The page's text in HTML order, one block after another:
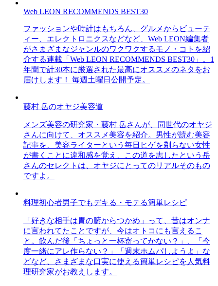
Web LEON RECOMMENDS BEST30
ファッションや時計はもちろん、グルメからビューテ
ィー、エレクトロニクスなどなど、Web LEON編集者
がさまざまなジャンルのワクワクするモノ・コトを紹
介する連載「Web LEON RECOMMENDS BEST30」。1
年間で計30本に厳選された最高にオススメのネタをお
届けします！ 毎週土曜日公開予定。
藤村 岳のオヤジ美容道
メンズ美容の研究家・藤村 岳さんが、同世代のオヤジ
さんに向けて、オススメ美容を紹介。男性が読む美容
記事を、美容ライターという毎日ヒゲを剃らない女性
が書くことに違和感を覚え、この道を志したという岳
さんのセレクトは、オヤジにとってのリアルそのもの
ですよ。
料理初心者男子でもデキる・モテる簡単レシピ
「好きな相手は胃の腑からつかめ」って、昔はオンナ
に言われてたことですが、今はオトコにも言えるこ
と。飲んだ後「ちょっと一杯寄ってかない？」、「今
度一緒にアレ作らない？」「週末ホムパしようよ」な
どなど、さまざまな口実に使える簡単レシピを人気料
理研究家がお教えします。